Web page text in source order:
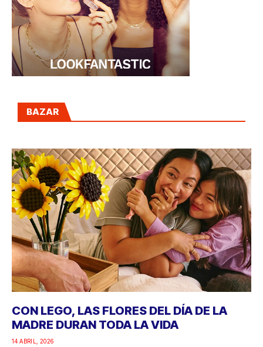
BAZAR
CON LEGO, LAS FLORES DEL DÍA DE LA
MADRE DURAN TODA LA VIDA
14 ABRIL, 2026